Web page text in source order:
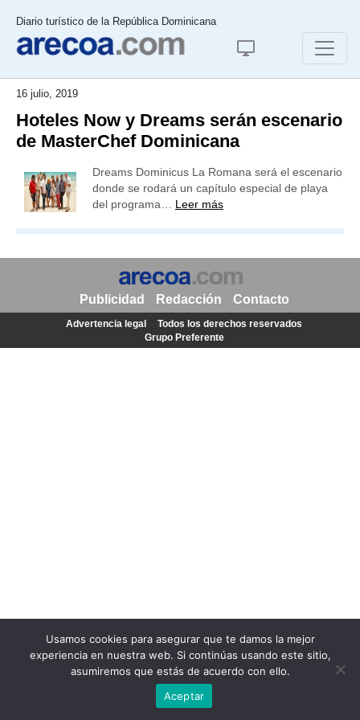
Diario turístico de la República Dominicana
16 julio, 2019
Hoteles Now y Dreams serán escenario
de MasterChef Dominicana
Dreams Dominicus La Romana será el escenario
donde se rodará un capítulo especial de playa
del programa… Leer más
Usamos cookies para asegurar que te damos la mejor
experiencia en nuestra web. Si continúas usando este sitio,
asumiremos que estás de acuerdo con ello.
Aceptar
Publicidad Redacción Contacto
Advertencia legal
Todos los derechos reservados
Grupo Preferente